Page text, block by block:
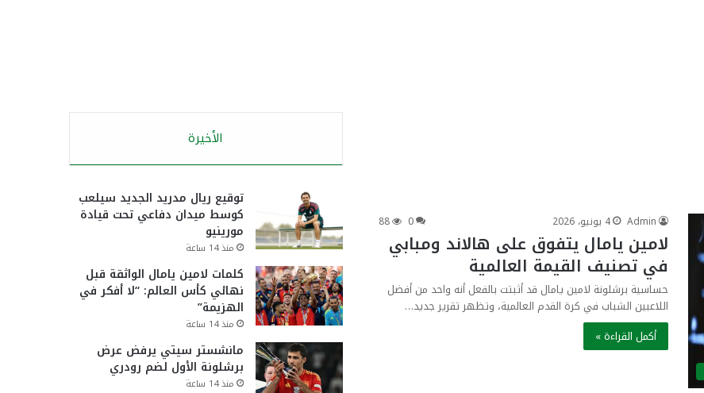
Admin 4 يونيو، 2026 0
88
لامين يامال يتفوق على هالاند ومبابي
في تصنيف القيمة العالمية
حساسية برشلونة لامين يامال قد أثبتت بالفعل أنه واحد من أفضل
اللاعبين الشباب في كرة القدم العالمية، وتظهر تقرير جديد…
أكمل القراءة »
الأخيرة
توقيع ريال مدريد الجديد سيلعب
كوسط ميدان دفاعي تحت قيادة
مورينيو
منذ 14 ساعة
كلمات لامين يامال الواثقة قبل
نهائي كأس العالم: “لا أفكر في
الهزيمة”
منذ 14 ساعة
مانشستر سيتي يرفض عرض
برشلونة الأول لضم رودري
منذ 14 ساعة